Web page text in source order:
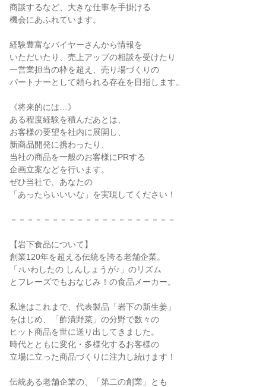
商談するなど、大きな仕事を手掛ける
機会にあふれています。
経験豊富なバイヤーさんから情報を
いただいたり、売上アップの相談を受けたり
一営業担当の枠を超え、売り場づくりの
パートナーとして頼られる存在を目指します。
《将来的には…》
ある程度経験を積んだあとは、
お客様の要望を社内に展開し、
新商品開発に携わったり、
当社の商品を一般のお客様にPRする
企画立案などを行います。
ぜひ当社で、あなたの
「あったらいいいな」を実現してください！
－－－－－－－－－－－－－－－－－－－－
【岩下食品について】
創業120年を超える伝統を誇る老舗企業。
「♪いわしたの しんしょうが♪」のリズム
とフレーズでもおなじみ！の食品メーカー。
私達はこれまで、代表製品「岩下の新生姜」
をはじめ、「酢漬野菜」の分野で数々の
ヒット商品を世に送り出してきました。
時代とともに変化・多様化するお客様の
立場に立った商品づくりに注力し続けます！
伝統ある老舗企業の、「第二の創業」とも